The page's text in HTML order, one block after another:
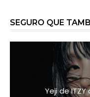
SEGURO QUE
Yeji de